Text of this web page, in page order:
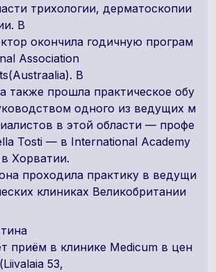
трихологии, дерматоскопии
B
окончила годичную програм
Association
В
также прошла практическое обу
одного из ведущих м
в этой области — профе
Tosti — в International Academy
Хорватии.
проходила практику в ведущи
клиниках Великобритании
приём в клинике Medicum в цен
53,